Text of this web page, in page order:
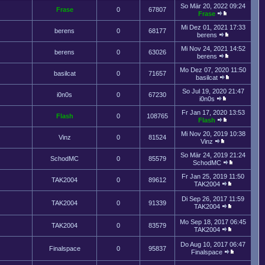
Frase 0 67807
So Mär 20, 2022 09:24
Frase
berens 0 68177
Mi Dez 01, 2021 17:33
berens
berens 0 63026
Mi Nov 24, 2021 14:52
berens
basilcat 0 71657
Mo Dez 07, 2020 11:50
basilcat
i0n0s 0 67230
So Jul 19, 2020 21:47
i0n0s
Flash 0 108765
Fr Jan 17, 2020 13:53
Flash
Vinz 0 81524
Mi Nov 20, 2019 10:38
Vinz
SchodMC 0 85579
So Mär 24, 2019 21:24
SchodMC
TAK2004 0 89612
Fr Jan 25, 2019 11:50
TAK2004
TAK2004 0 91339
Di Sep 26, 2017 11:59
TAK2004
TAK2004 0 83579
Mo Sep 18, 2017 06:45
TAK2004
Finalspace 0 95837
Do Aug 10, 2017 06:47
Finalspace